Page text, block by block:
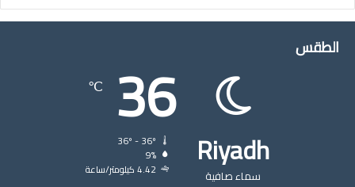
الطقس
Riyadh
سماء صافية
36
℃
9%
4.42 كيلومتر/ساعة